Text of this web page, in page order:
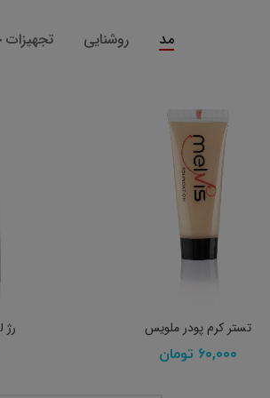
مد روشنایی تجهیزات
انتخاب گزینه ها
تستر کرم پودر ملویس
۶۰,۰۰۰ تومان
رژ